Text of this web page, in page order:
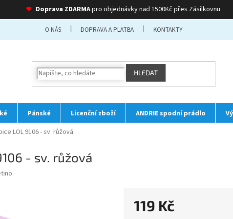
❤ Doprava ZDARMApro objednávky nad 1500Kč přes Zásilkovnu
O NÁS DOPRAVA A PLATBA KONTAKTY
HLEDAT
Pánské Licenční zboží ANDRIE spodní prádlo
LOL 9106 - sv. růžová
- sv. růžová
119 Kč